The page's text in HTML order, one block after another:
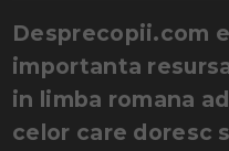
Desprecopii.com
importanta
in limba romana
celor care doresc